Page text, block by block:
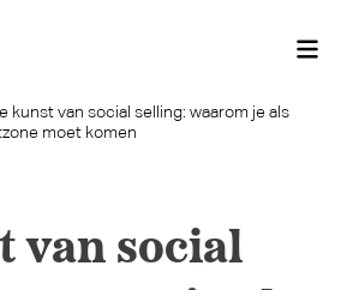
kunst van social selling: waarom je als
moet komen
van social